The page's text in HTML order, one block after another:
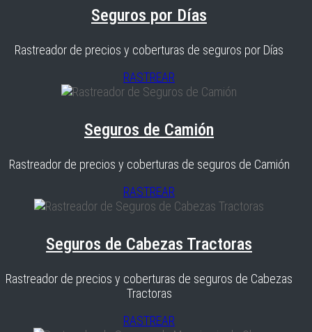
Seguros por Días
Rastreador de precios y coberturas de seguros por Días
RASTREAR
Seguros de Camión
Rastreador de precios y coberturas de seguros de Camión
RASTREAR
Seguros de Cabezas Tractoras
Rastreador de precios y coberturas de seguros de Cabezas
Tractoras
RASTREAR